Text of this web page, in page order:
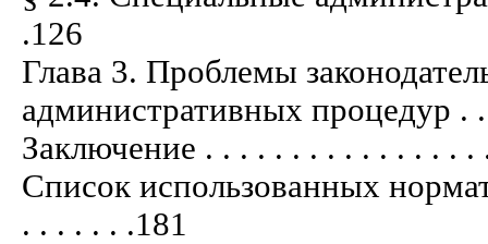
.126
Глава 3. Проблемы
административных процедур .
Заключение . . . . . . . . . . . . . . .
Список использованных
. . . . . . .181